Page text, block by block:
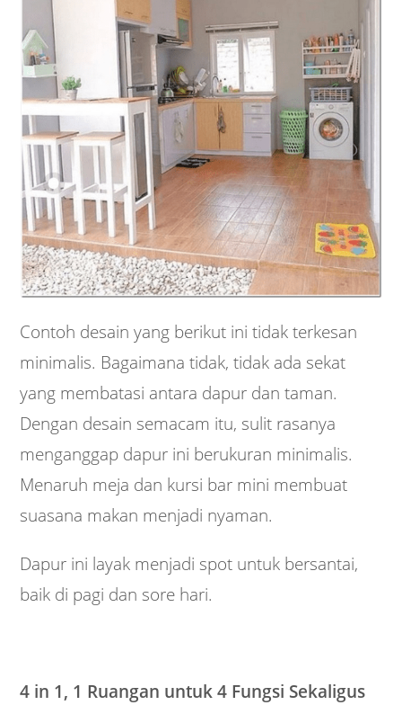
Contoh desain yang berikut ini tidak terkesan
minimalis. Bagaimana tidak, tidak ada sekat
yang membatasi antara dapur dan taman.
Dengan desain semacam itu, sulit rasanya
menganggap dapur ini berukuran minimalis.
Menaruh meja dan kursi bar mini membuat
suasana makan menjadi nyaman.
Dapur ini layak menjadi spot untuk bersantai,
baik di pagi dan sore hari.
4 in 1, 1 Ruangan untuk 4 Fungsi Sekaligus